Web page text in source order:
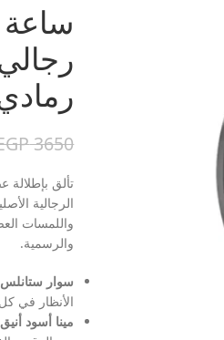
ساعة
رمادي
3650
تألق
الرجالية
واللمسات
والرسمية.
سوار
الأنظار في
مينا أسود أنيق